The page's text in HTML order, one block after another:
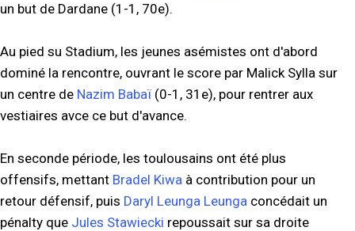
un but de Dardane (1-1, 70e).
Au pied su Stadium, les jeunes asémistes ont d'abord
dominé la rencontre, ouvrant le score par Malick Sylla sur
un centre de Nazim Babaï (0-1, 31e), pour rentrer aux
vestiaires avce ce but d'avance.
En seconde période, les toulousains ont été plus
offensifs, mettant Bradel Kiwa à contribution pour un
retour défensif, puis Daryl Leunga Leunga concédait un
pénalty que Jules Stawiecki repoussait sur sa droite